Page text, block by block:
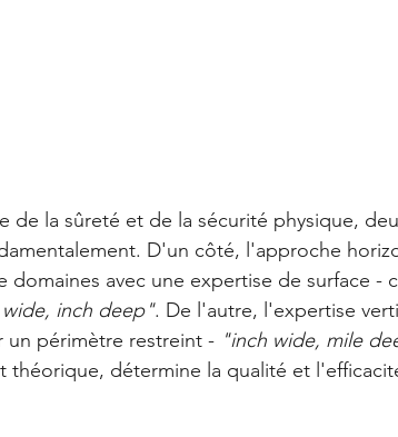
de la sûreté et de la sécurité physique,
D'un côté, l'approche
domaines avec une expertise de surface -
wide, inch deep". De l'autre, l'expertise
un périmètre restreint - "inch wide, mile
théorique, détermine la qualité et